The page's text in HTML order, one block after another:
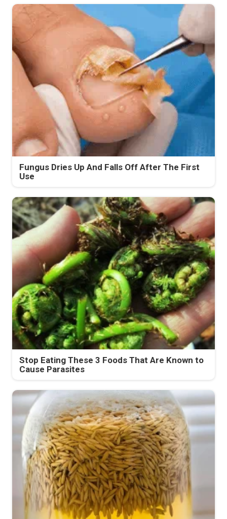
Fungus Dries Up And Falls Off After The First
Use
Stop Eating These 3 Foods That Are Known to
Cause Parasites